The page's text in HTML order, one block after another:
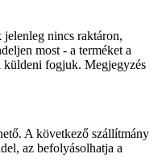
jelenleg nincs raktáron,
most - a terméket a
küldeni fogjuk. Megjegyzés
A következő szállítmány
az befolyásolhatja a